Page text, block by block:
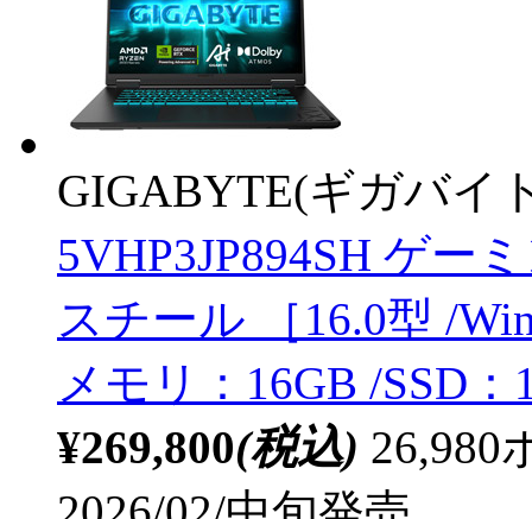
GIGABYTE(ギガバイ
5VHP3JP894SH ゲー
スチール ［16.0型 /
メモリ：16GB /SSD
¥269,800(税込) 26,980